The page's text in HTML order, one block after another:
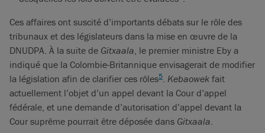
Ces affaires ont suscité d’importants débats sur le rôle des
tribunaux et des législateurs dans la mise en œuvre de la
DNUDPA. À la suite de Gitxaala, le premier ministre Eby a
indiqué que la Colombie-Britannique envisagerait de modifier
la législation afin de clarifier ces rôles5. Kebaowek fait
actuellement l’objet d’un appel devant la Cour d’appel
fédérale, et une demande d’autorisation d’appel devant la
Cour suprême pourrait être déposée dans Gitxaala.